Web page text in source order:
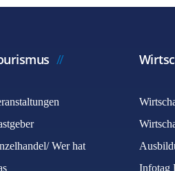
Wer hat
Infotag